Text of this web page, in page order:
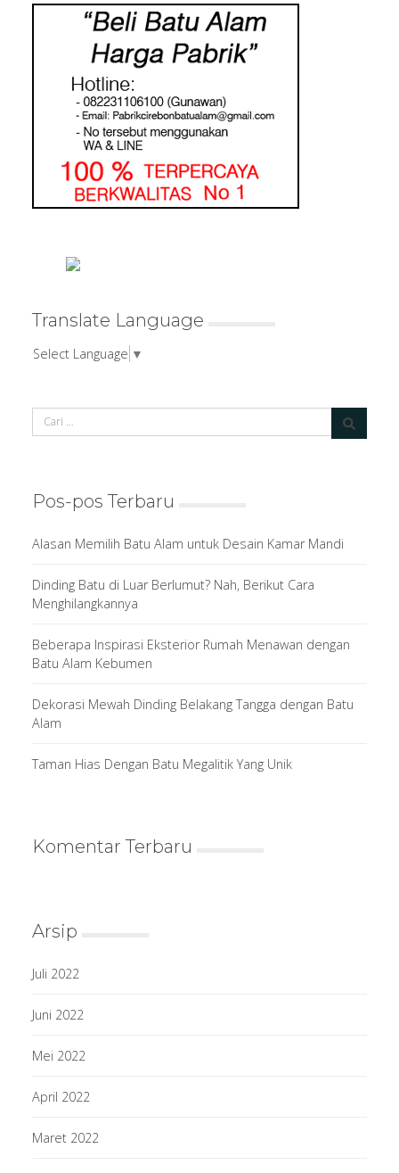
Translate Language
Select Language ▼
Pos-pos Terbaru
Alasan Memilih Batu Alam untuk Desain Kamar Mandi
Dinding Batu di Luar Berlumut? Nah, Berikut Cara
Menghilangkannya
Beberapa Inspirasi Eksterior Rumah Menawan dengan
Batu Alam Kebumen
Dekorasi Mewah Dinding Belakang Tangga dengan Batu
Alam
Taman Hias Dengan Batu Megalitik Yang Unik
Komentar Terbaru
Arsip
Juli 2022
Juni 2022
Mei 2022
April 2022
Maret 2022